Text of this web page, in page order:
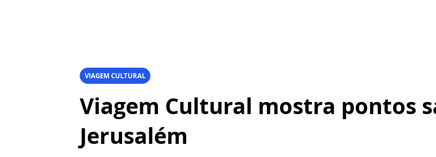
VIAGEM CULTURAL
Viagem Cultural mostra pontos
Jerusalém